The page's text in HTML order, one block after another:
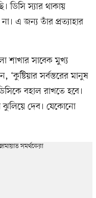
স্যার থাকায়
এ জন্য তাঁর প্রত্যাহার
শাখার সাবেক মুখ্য
সর্বস্তরের মানুষ
বহাল রাখতে হবে।
ঝুলিয়ে দেব। যেকোনো